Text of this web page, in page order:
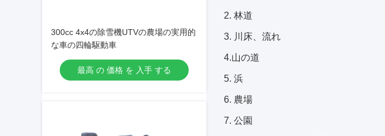
300cc 4x4の除雪機UTVの農場の実用的
な車の四輪駆動車
最高 の 価格 を 入手 する
2. 林道
3. 川床、流れ
4.山の道
5. 浜
6. 農場
7. 公園